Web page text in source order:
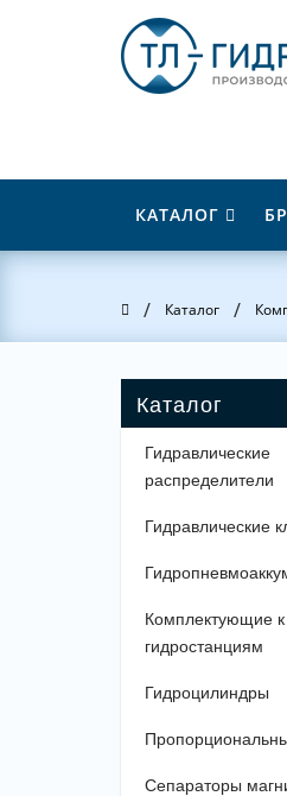
КАТАЛОГ
Главная
/ Каталог /
Гидравлические
распределители
Гидравлические
Комплектующие к
гидростанциям
Гидроцилиндры
Сепараторы